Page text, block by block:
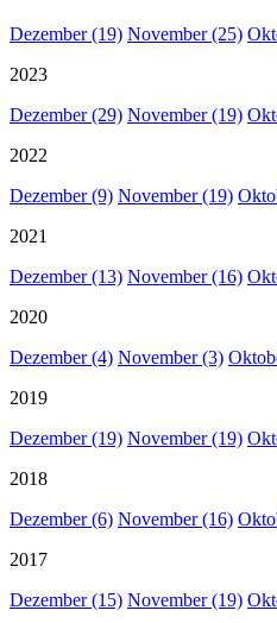
Dezember (19) November (25)
2023
Dezember (29) November (19)
2022
Dezember (9) November (19)
2021
Dezember (13) November (16)
2020
Dezember (4) November (3)
2019
Dezember (19) November (19)
2018
Dezember (6) November (16)
2017
Dezember (15) November (19)